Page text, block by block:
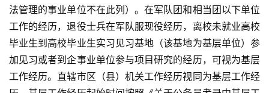
法管理的事业单位不在此列）。在军队团和相当团以下单位
工作的经历，退役士兵在军队服现役经历，离校未就业高校
毕业生到高校毕业生实习见习基地（该基地为基层单位）参
加见习或者到企事业单位参与项目研究的经历，可视为基层
工作经历。直辖市区（县）机关工作经历视同为基层工作经